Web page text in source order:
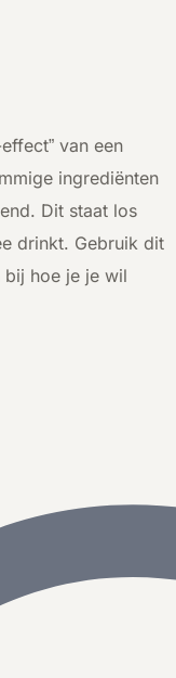
van een
ingrediënten
Dit staat los
drinkt. Gebruik dit
hoe je je wil